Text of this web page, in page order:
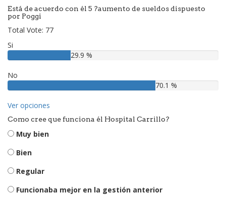
Está de acuerdo con él 5 ?aumento de sueldos dispuesto
por Poggi
Total Vote: 77
Si
29.9 %
No
70.1 %
Ver opciones
Como cree que funciona él Hospital Carrillo?
Muy bien
Bien
Regular
Funcionaba mejor en la gestión anterior